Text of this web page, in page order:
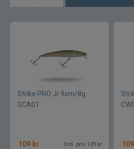
Flugfiske
Vinterfiske
Trolling
Strike PRO Jr 9cm/8g
GCA01
109 kr Ord. pris 129 kr 109